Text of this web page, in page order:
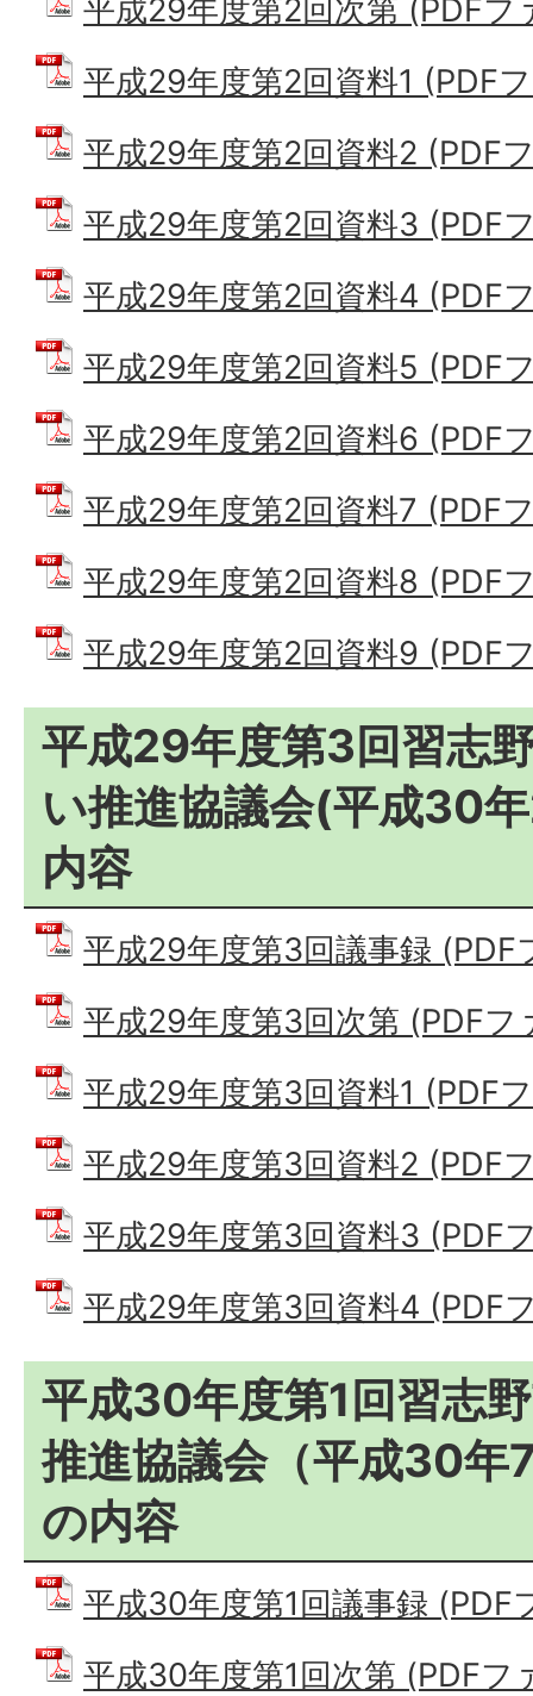
平成29年度第2回次第 (PDFフ
平成29年度第2回資料1 (PDF
平成29年度第2回資料2 (PDF
平成29年度第2回資料3 (PDF
平成29年度第2回資料4 (PDF
平成29年度第2回資料5 (PDF
平成29年度第2回資料6 (PDF
平成29年度第2回資料7 (PDF
平成29年度第2回資料8 (PDF
平成29年度第2回資料9 (PDF
平成29年度第3回習志
い推進協議会(平成30
内容
平成29年度第3回議事録 (PDF
平成29年度第3回次第 (PDFフ
平成29年度第3回資料1 (PDF
平成29年度第3回資料2 (PDF
平成29年度第3回資料3 (PDF
平成29年度第3回資料4 (PDF
平成30年度第1回習志
推進協議会（平成30年
の内容
平成30年度第1回議事録 (PDF
平成30年度第1回次第 (PDFフ